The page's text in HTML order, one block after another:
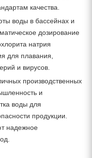
качества.
воды в бассейнах и
дозирование
натрия
для плавания,
и вирусов.
производственных
и
воды для
продукции.
надежное